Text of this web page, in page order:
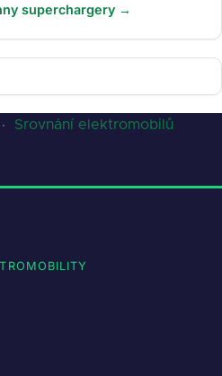
superchargery →
· Srovnání elektromobilů